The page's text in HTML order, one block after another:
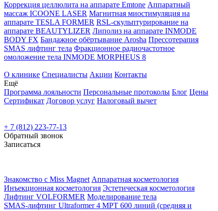
Коррекция целлюлита на аппарате Emtone Аппаратный
массаж ICOONE LASER Магнитная миостимуляция на
аппарате TESLA FORMER RSL-скульптурирование на
аппарате BEAUTYLIZER Липолиз на аппарате INMODE
BODY FX Бандажное обёртывание Arosha Прессотерапия
SMAS лифтинг тела Фракционное радиочастотное
омоложение тела INMODE MORPHEUS 8
О клинике Специалисты Акции Контакты
Ещё
Программа лояльности Персональные протоколы Блог Цены
Сертификат Договор услуг Налоговый вычет
+ 7 (812) 223-77-13
Обратный звонок
Записаться
Знакомство с Miss Magnet Аппаратная косметология
Инъекционная косметология Эстетическая косметология
Лифтинг VOLFORMER Моделирование тела
SMAS-лифтинг Ultraformer 4 MPT 600 линий (средняя и